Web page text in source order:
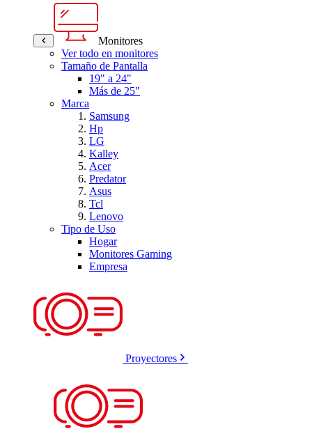
Monitores
Ver todo en monitores
Tamaño de Pantalla
19" a 24"
Más de 25"
Marca
Samsung
Hp
LG
Kalley
Acer
Predator
Asus
Tcl
Lenovo
Tipo de Uso
Hogar
Monitores Gaming
Empresa
Proyectores